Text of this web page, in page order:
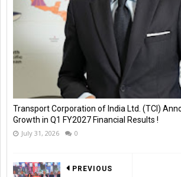
Transport Corporation of India Ltd. (TCI)
Growth in Q1 FY2027 Financial Results !
July 31, 2026 0
PREVIOUS